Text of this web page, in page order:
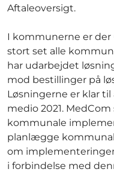
Aftaleoversigt.
I kommunerne er
stort set alle
har udarbejdet
mod bestillinger på
Løsningerne er klar
medio 2021.
kommunale
planlægge
om
i forbindelse med